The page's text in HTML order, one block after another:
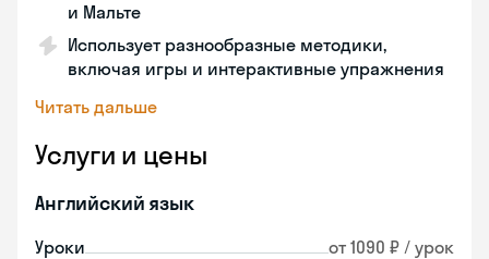
и Мальте
Использует разнообразные методики,
включая игры и интерактивные упражнения
Читать дальше
Услуги и цены
Английский язык
Уроки от 1090 ₽ / урок